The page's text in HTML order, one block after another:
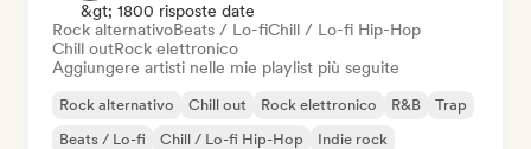
&gt; 1800 risposte date
Rock alternativoBeats / Lo-fiChill / Lo-fi Hip-Hop
Chill outRock elettronico
Aggiungere artisti nelle mie playlist più seguite
Rock alternativo Chill out Rock elettronico R&B
Trap
Beats / Lo-fi
Chill / Lo-fi Hip-Hop Indie rock